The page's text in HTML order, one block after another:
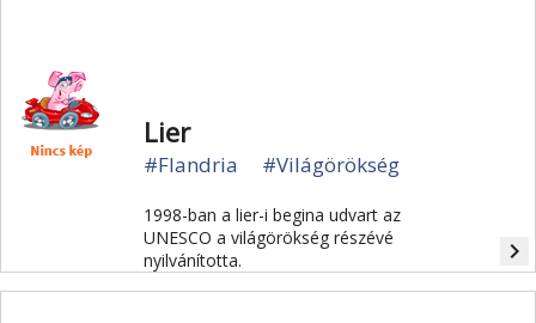
Lier
#Flandria #Világörökség
1998-ban a lier-i begina udvart az
UNESCO a világörökség részévé
nyilvánította.
navigate_next